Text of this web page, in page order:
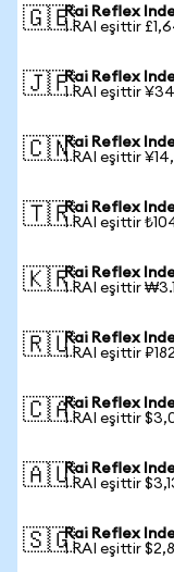
🇬🇧Rai Reflex
1 RAI eşittir
🇯🇵Rai Reflex
1 RAI eşittir
🇨🇳Rai Reflex
1 RAI eşittir
🇹🇷Rai Reflex
1 RAI eşittir
🇰🇷Rai Reflex
1 RAI eşittir
🇷🇺Rai Reflex
1 RAI eşittir
🇨🇦Rai Reflex
1 RAI eşittir
🇦🇺Rai Reflex
1 RAI eşittir
🇸🇬Rai Reflex
1 RAI eşittir